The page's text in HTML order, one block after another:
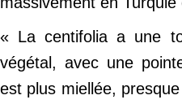
« La centifolia a une
végétal, avec une
est plus miellée,